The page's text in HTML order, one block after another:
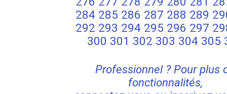
284 285 286 287 288 289
292 293 294 295 296 297
300 301 302 303 304 305
Professionnel ? Pour plus
fonctionnalités,